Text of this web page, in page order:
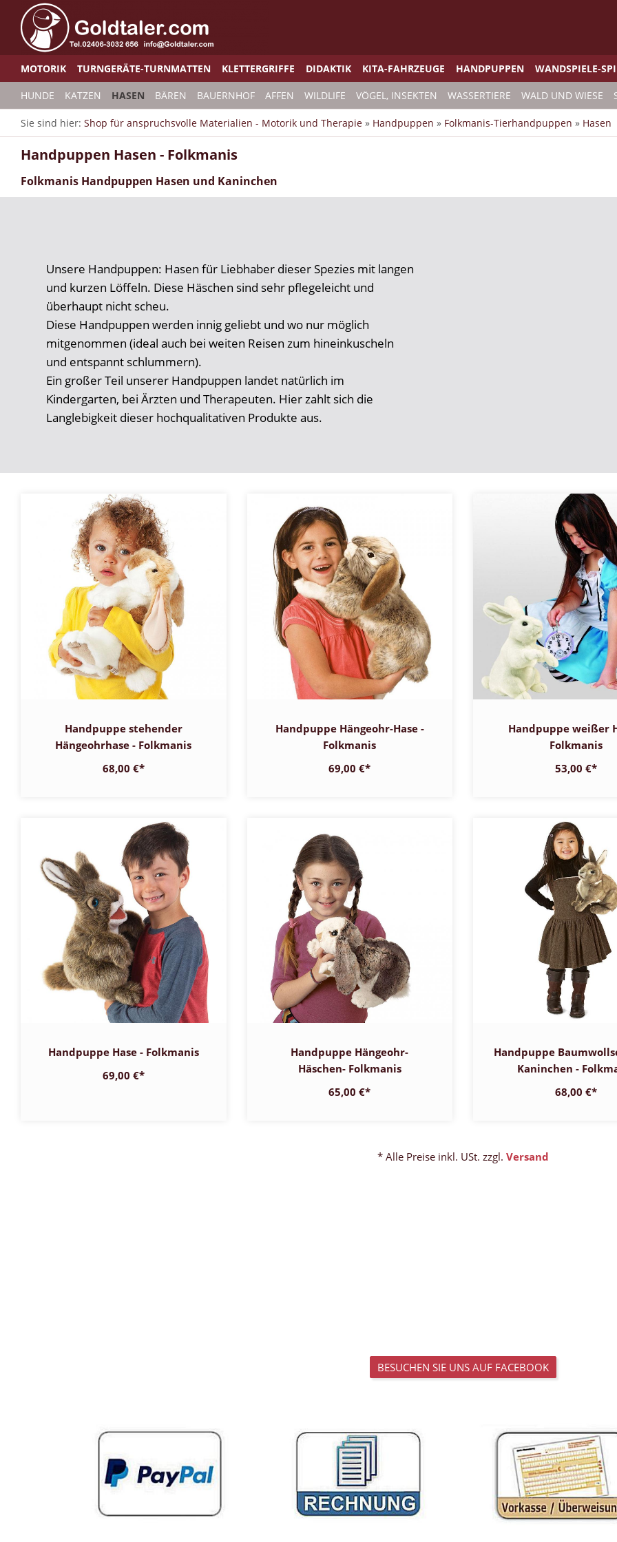
MOTORIK TURNGERÄTE-TURNMATTEN KLETTERGRIFFE DIDAKTIK KITA-FAHRZEUGE HANDPUPPEN WANDSPIELE-
HUNDE KATZEN HASEN BÄREN BAUERNHOF AFFEN WILDLIFE VÖGEL, INSEKTEN WASSERTIERE WALD UND WIESE
Sie sind hier: Shop für anspruchsvolle Materialien - Motorik und Therapie » Handpuppen » Folkmanis-Tierhandpuppen » Hasen
Handpuppen Hasen - Folkmanis
Folkmanis Handpuppen Hasen und Kaninchen
Unsere Handpuppen: Hasen für Liebhaber dieser Spezies mit langen
und kurzen Löffeln. Diese Häschen sind sehr pflegeleicht und
überhaupt nicht scheu.
Diese Handpuppen werden innig geliebt und wo nur möglich
mitgenommen (ideal auch bei weiten Reisen zum hineinkuscheln
und entspannt schlummern).
Ein großer Teil unserer Handpuppen landet natürlich im
Kindergarten, bei Ärzten und Therapeuten. Hier zahlt sich die
Langlebigkeit dieser hochqualitativen Produkte aus.
Handpuppe stehender
Hängeohrhase - Folkmanis
68,00 €*
Handpuppe Hängeohr-Hase -
Folkmanis
69,00 €*
Handpuppe weißer
Folkmanis
53,00 €*
Handpuppe Hase - Folkmanis
69,00 €*
Handpuppe Hängeohr-
Häschen- Folkmanis
65,00 €*
Handpuppe
Kaninchen -
68,00 €*
* Alle Preise inkl. USt. zzgl. Versand
BESUCHEN SIE UNS AUF FACEBOOK